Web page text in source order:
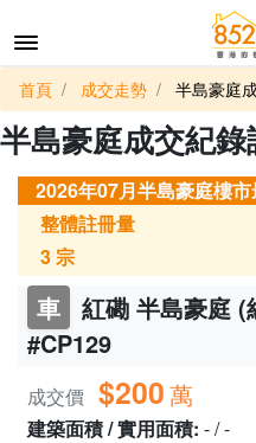
首頁 成交走勢 半島豪庭
半島豪庭成交紀
2026年07月半島豪庭樓
整體註冊量
3宗
車
紅磡 半島豪庭
#CP129
成交價 $200萬
建築面積 / 實用面積: - / -